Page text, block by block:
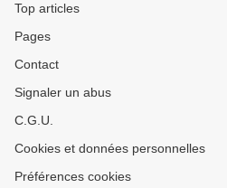
Top articles
Pages
Contact
Signaler un abus
C.G.U.
Cookies et données personnelles
Préférences cookies